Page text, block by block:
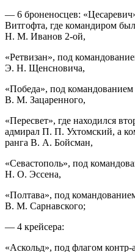
— 6 броненосцев:
Витгофта, где командиром
Н. М. Иванов 2-ой,
«Ретвизан», под
Э. Н. Щенсновича,
«Победа», под командованием
В. М. Зацаренного,
«Пересвет», где находился
адмирал П. П. Ухтомский, а
ранга В. А. Бойсман,
«Севастополь», под
Н. О. Эссена,
«Полтава», под
В. М. Сарнавского;
— 4 крейсера:
«Аскольд», под флагом